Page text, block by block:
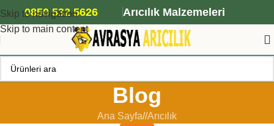
Skip to navigation
Skip to main content
ANA ARI SİPARİŞİ İÇİN TIKLAYIN
0850 532 5626 Arıcılık Malzemeleri
Blog
Ana Sayfa/ Arıcılık